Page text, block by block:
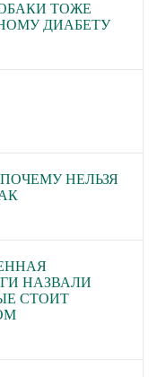
ТОЖЕ
ДИАБЕТУ
НЕЛЬЗЯ
НАЗВАЛИ
СТОИТ